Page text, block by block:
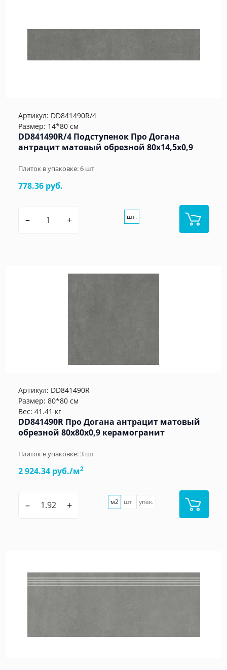
Артикул: DD841490R/4
Размер: 14*80 см
DD841490R/4 Подступенок Про Догана
антрацит матовый обрезной 80x14,5x0,9
Плиток в упаковке:6 шт
778.36 руб.
– + шт.
Артикул: DD841490R
Размер: 80*80 см
Вес: 41.41 кг
DD841490R Про Догана антрацит матовый
обрезной 80x80x0,9 керамогранит
Плиток в упаковке:3 шт
2 924.34 руб./м2
– + м2 шт. упак.